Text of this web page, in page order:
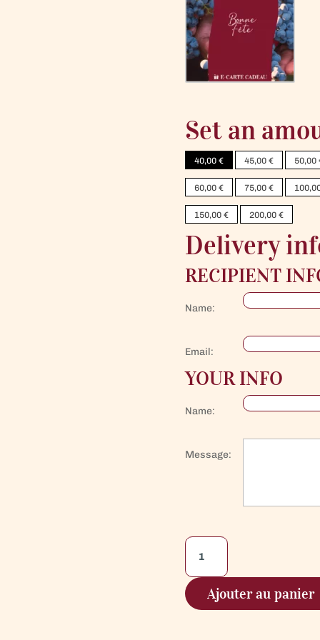
Set an
40,00€ 45,00€ 50,00
60,00€ 75,00€
150,00€ 200,00€
Delivery
RECIPIENT
Name:
Email:
YOUR INFO
Name:
Message:
quantité
E-
Carte
Cadeau
Ajouter au panier